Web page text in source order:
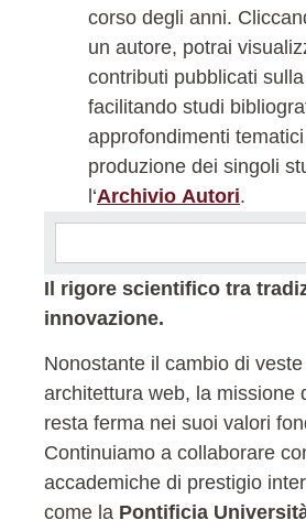
corso degli anni.
un autore, potrai
contributi pubblicati
facilitando studi
approfondimenti
produzione dei singoli
l‘Archivio Autori.
Il rigore scientifico tra
innovazione.
Nonostante il cambio di
architettura web, la missione
resta ferma nei suoi valori
Continuiamo a collaborare
accademiche di prestigio
come la Pontificia